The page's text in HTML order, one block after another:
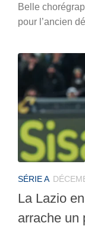
Belle
pour l’ancien
SÉRIE A
La Lazio
arrache un